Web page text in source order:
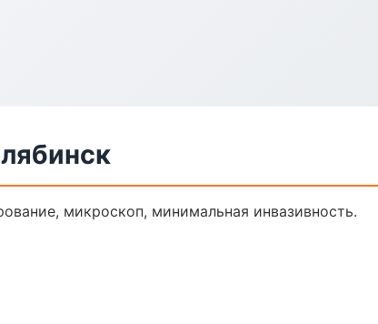
микроскоп, минимальная инвазивность.